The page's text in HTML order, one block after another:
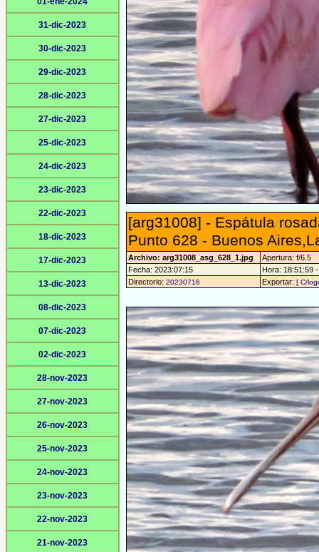
31-dic-2023
30-dic-2023
29-dic-2023
28-dic-2023
27-dic-2023
25-dic-2023
24-dic-2023
23-dic-2023
22-dic-2023
18-dic-2023
17-dic-2023
13-dic-2023
08-dic-2023
07-dic-2023
02-dic-2023
28-nov-2023
27-nov-2023
26-nov-2023
25-nov-2023
24-nov-2023
23-nov-2023
22-nov-2023
21-nov-2023
[arg31008] - Espátula
Punto 628 - Buenos
Archivo: arg31008_asg_628_1.jpg
Apertura: f/6.5
Fecha: 2023:07:15
Hora: 18:51:59
Directorio: 20230716 Exportar: [ C/